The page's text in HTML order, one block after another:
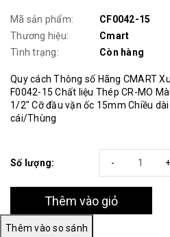
Mã sản phẩm:
CF0042-15
Thương hiệu:
Cmart
Tình trạng:
Còn hàng
Quy cách Thông số Hãng CMART
F0042-15 Chất liệu Thép CR-MO
1/2" Cỡ đầu vặn ốc 15mm Chiều
cái/Thùng
Số lượng: +
-
Thêm vào giỏ